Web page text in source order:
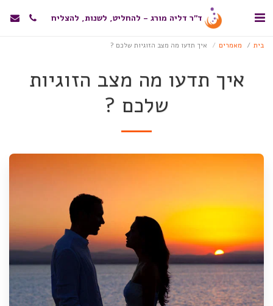
ד"ר דליה מורג - להחליט, לשנות, להצליח
בית מאמרים איך תדעו מה מצב הזוגיות שלכם ?
איך תדעו מה מצב הזוגיות
שלכם ?